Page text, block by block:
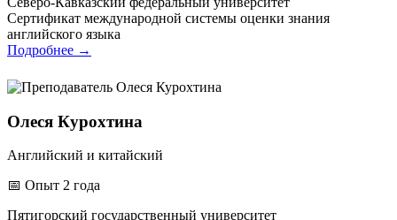
Сертификат международной системы оценки знания
английского языка
Подробнее →
Олеся Курохтина
Английский и китайский
📅 Опыт 2 года
Пятигорский государственный университет